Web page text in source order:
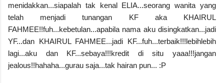
menidakkan...siapalah tak kenal ELIA...seorang wanita yang
telah menjadi tunangan KF aka KHAIRUL
FAHMEE!!fuh...kebetulan...apabila nama aku disingkatkan...jadi
YF...dan KHAIRUL FAHMEE...jadi KF...fuh...terbaik!!!lebihlebih
lagi...aku dan KF...sebaya!!!kredit di situ yaaa!!!jangan
jealous!!hahaha...gurau saja...tak hairan pun... :P